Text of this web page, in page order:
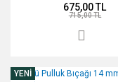
675,00 TL
715,00 TL
YENİ